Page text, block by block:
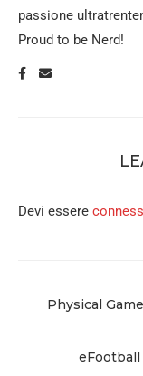
passione
Proud to be Nerd!
Devi essere
Physical
eFootball